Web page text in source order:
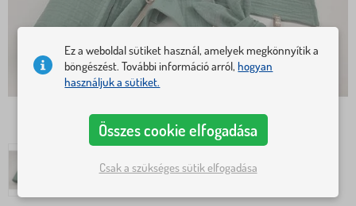
Ez a weboldal sütiket használ, amelyek megkönnyítik a
böngészést. További információ arról,hogyan
használjuk a sütiket.
Összes cookie elfogadása
Csak a szükséges sütik elfogadása